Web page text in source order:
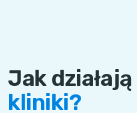
Jak działają
kliniki?